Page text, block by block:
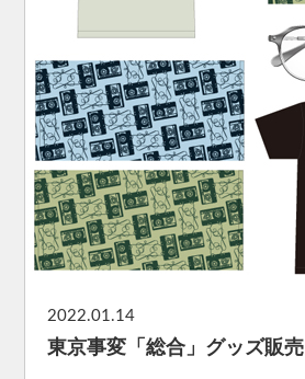
2022.01.14
東京事変「総合」グッズ販売